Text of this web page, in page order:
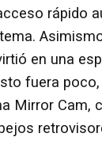
rápido
en una
fuera
Mirror Cam,